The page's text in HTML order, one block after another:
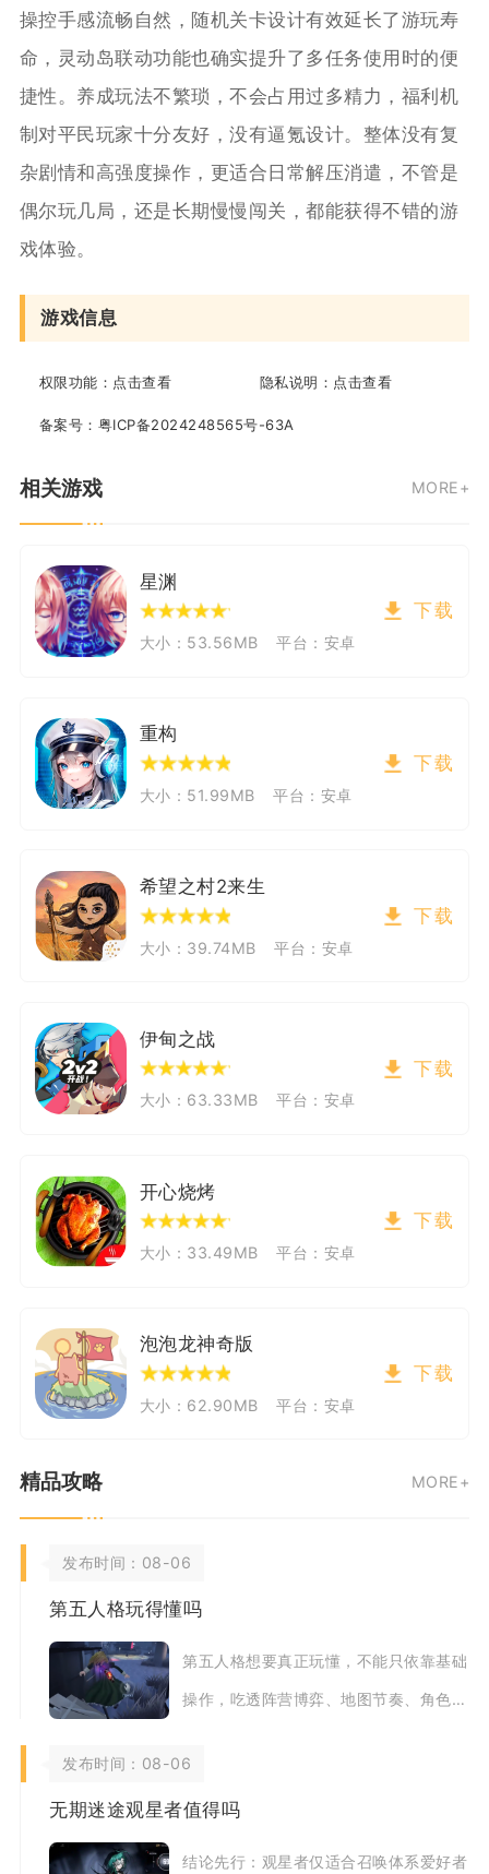
操控手感流畅自然，随机关卡设计有效延长了游玩寿
命，灵动岛联动功能也确实提升了多任务使用时的便
捷性。养成玩法不繁琐，不会占用过多精力，福利机
制对平民玩家十分友好，没有逼氪设计。整体没有复
杂剧情和高强度操作，更适合日常解压消遣，不管是
偶尔玩几局，还是长期慢慢闯关，都能获得不错的游
戏体验。
游戏信息
权限功能： 点击查看 隐私说明： 点击查看
备案号： 粤ICP备2024248565号-63A
相关游戏 MORE+
星渊
大小：53.56MB 平台：安卓
下载
重构
大小：51.99MB 平台：安卓
下载
希望之村2来生
大小：39.74MB 平台：安卓
下载
伊甸之战
大小：63.33MB 平台：安卓
下载
开心烧烤
大小：33.49MB 平台：安卓
下载
泡泡龙神奇版
大小：62.90MB 平台：安卓
下载
精品攻略 MORE+
发布时间：08-06
第五人格玩得懂吗
第五人格想要真正玩懂，不能只依靠基础
操作，吃透阵营博弈、地图节奏、角色定
款1v4非对
发布时间：08-06
无期迷途观星者值得吗
结论先行：观星者仅适合召唤体系爱好者